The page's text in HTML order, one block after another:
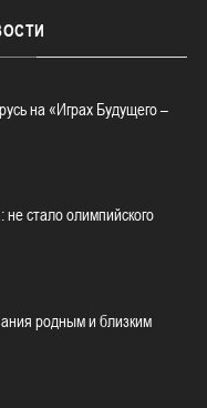
на «Играх Будущего –
не стало олимпийского
родным и близким